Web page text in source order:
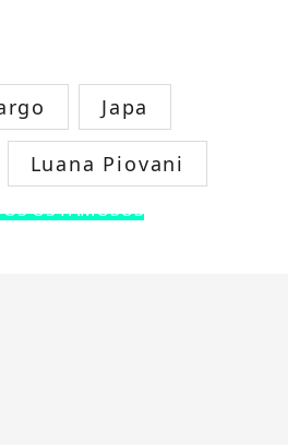
Japa
Luana Piovani
OS FAMOSOS